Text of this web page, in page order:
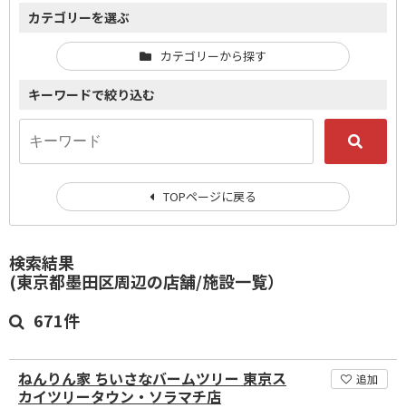
検索結果
(東京都墨田区周辺の店舗/施設一覧）
671件
ねんりん家 ちいさなバームツリー 東京ス
カイツリータウン・ソラマチ店
追加
カテゴリーを選ぶ
カテゴリーから探す
キーワードで絞り込む
TOPページに戻る